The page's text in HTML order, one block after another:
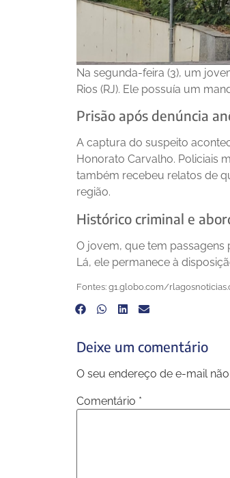
Na segunda-feira (3), um
Rios (RJ). Ele possuía um
Prisão após denúncia
A captura do suspeito
Honorato Carvalho. Policiais
também recebeu relatos de
região.
Histórico criminal e
O jovem, que tem passagens
Lá, ele permanece à
Fontes: g1.globo.com/
Deixe um comentário
O seu endereço de e-mail
Comentário *